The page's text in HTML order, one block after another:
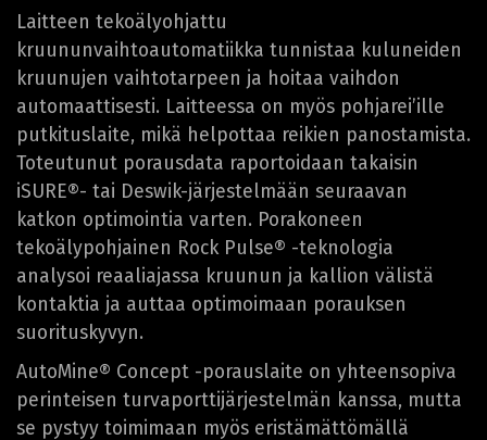
Laitteen tekoälyohjattu
kruununvaihtoautomatiikka tunnistaa kuluneiden
kruunujen vaihtotarpeen ja hoitaa vaihdon
automaattisesti. Laitteessa on myös pohjarei’ille
putkituslaite, mikä helpottaa reikien panostamista.
Toteutunut porausdata raportoidaan takaisin
iSURE®- tai Deswik-järjestelmään seuraavan
katkon optimointia varten. Porakoneen
tekoälypohjainen Rock Pulse® -teknologia
analysoi reaaliajassa kruunun ja kallion välistä
kontaktia ja auttaa optimoimaan porauksen
suorituskyvyn.
AutoMine® Concept -porauslaite on yhteensopiva
perinteisen turvaporttijärjestelmän kanssa, mutta
se pystyy toimimaan myös eristämättömällä